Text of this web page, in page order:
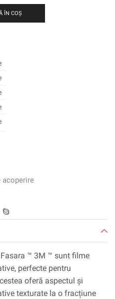
ÎN COȘ
acoperire
™ 3M ™ sunt filme
perfecte pentru
oferă aspectul și
texturate la o fracțiune